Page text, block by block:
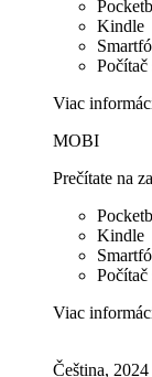
Kindle
Viac
MOBI
Prečítate na
Kindle
Viac
Čeština, 2024